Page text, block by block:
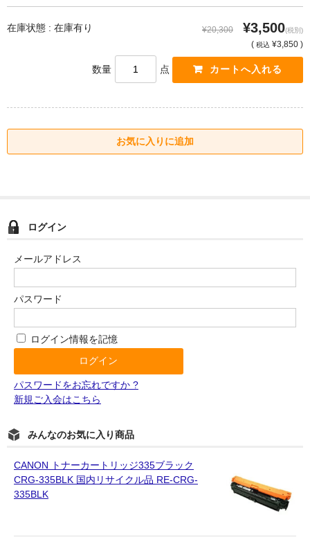
在庫状態 : 在庫有り ¥20,300 ¥3,500(税別)
( 税込 ¥3,850 )
数量 点
ログイン
メールアドレス
パスワード
ログイン情報を記憶
パスワードをお忘れですか ?
新規ご入会はこちら
みんなのお気に入り商品
CANON トナーカートリッジ335ブラック
CRG-335BLK 国内リサイクル品 RE-CRG-
335BLK